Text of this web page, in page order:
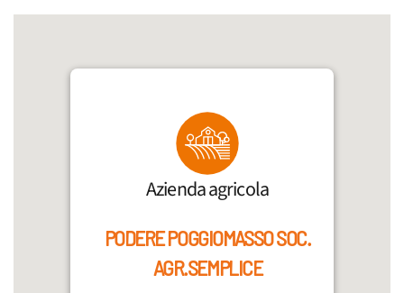
Azienda agricola
PODERE POGGIOMASSO SOC.
AGR.SEMPLICE